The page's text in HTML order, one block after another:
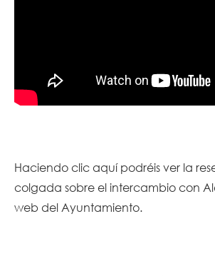
Haciendoclic aquípodréis ver la
colgada sobre el intercambio con
web del Ayuntamiento.